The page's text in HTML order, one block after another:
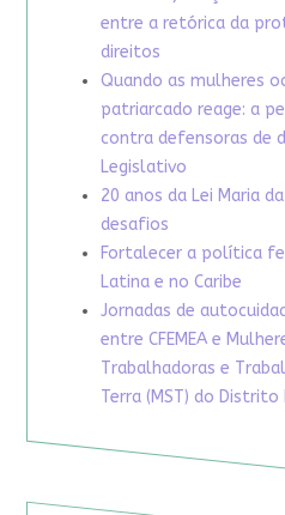
entre a retórica da
direitos
Quando as mulheres
patriarcado reage: a
contra defensoras de
Legislativo
20 anos da Lei Maria
desafios
Fortalecer a política
Latina e no Caribe
Jornadas de
entre CFEMEA e
Trabalhadoras e
Terra (MST) do